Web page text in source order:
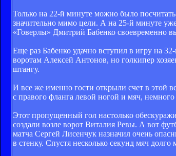
Только на 22-й минуте можно было
значительно мимо цели. А на 25-й минуте
«Говерлы» Дмитрий Бабенко своевременно
Еще раз Бабенко удачно вступил в игру на
воротам Алексей Антонов, но голкипер
штангу.
И все же именно гости открыли счет в этой
с правого фланга левой ногой и мяч,
Этот пропущенный гол настолько
создали возле ворот Виталия Ревы. А вот
матча Сергей Лисенчук назначил очень
в стенку. Спустя несколько секунд мяч долго